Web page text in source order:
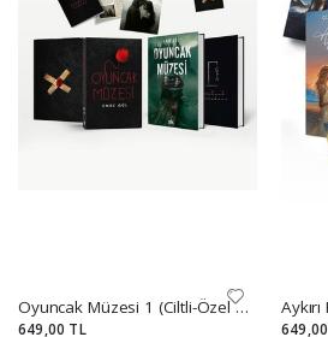
Oyuncak Müzesi 1 (Ciltli-Özel Kutulu Set)
649,00 TL